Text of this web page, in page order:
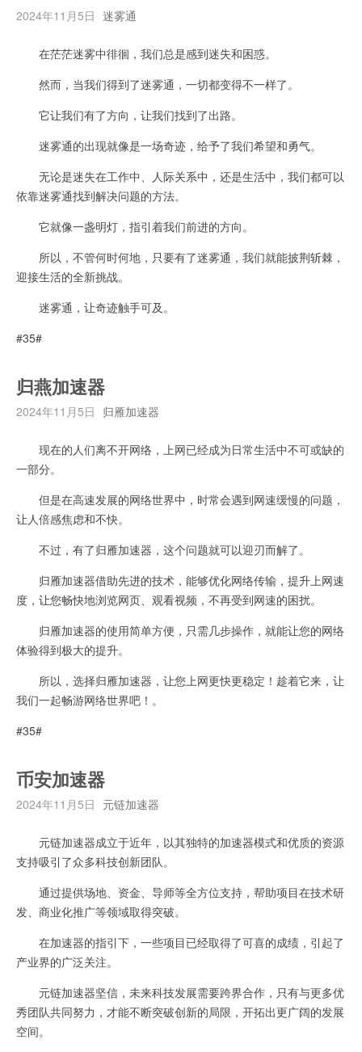
2024年11月5日 迷雾通
在茫茫迷雾中徘徊，我们总是感到迷失和困惑。
然而，当我们得到了迷雾通，一切都变得不一样了。
它让我们有了方向，让我们找到了出路。
迷雾通的出现就像是一场奇迹，给予了我们希望和勇气。
无论是迷失在工作中、人际关系中，还是生活中，我们都可以
依靠迷雾通找到解决问题的方法。
它就像一盏明灯，指引着我们前进的方向。
所以，不管何时何地，只要有了迷雾通，我们就能披荆斩棘，
迎接生活的全新挑战。
迷雾通，让奇迹触手可及。
#35#
归燕加速器
2024年11月5日 归雁加速器
现在的人们离不开网络，上网已经成为日常生活中不可或缺的
一部分。
但是在高速发展的网络世界中，时常会遇到网速缓慢的问题，
让人倍感焦虑和不快。
不过，有了归雁加速器，这个问题就可以迎刃而解了。
归雁加速器借助先进的技术，能够优化网络传输，提升上网速
度，让您畅快地浏览网页、观看视频，不再受到网速的困扰。
归雁加速器的使用简单方便，只需几步操作，就能让您的网络
体验得到极大的提升。
所以，选择归雁加速器，让您上网更快更稳定！趁着它来，让
我们一起畅游网络世界吧！。
#35#
币安加速器
2024年11月5日 元链加速器
元链加速器成立于近年，以其独特的加速器模式和优质的资源
支持吸引了众多科技创新团队。
通过提供场地、资金、导师等全方位支持，帮助项目在技术研
发、商业化推广等领域取得突破。
在加速器的指引下，一些项目已经取得了可喜的成绩，引起了
产业界的广泛关注。
元链加速器坚信，未来科技发展需要跨界合作，只有与更多优
秀团队共同努力，才能不断突破创新的局限，开拓出更广阔的发展
空间。